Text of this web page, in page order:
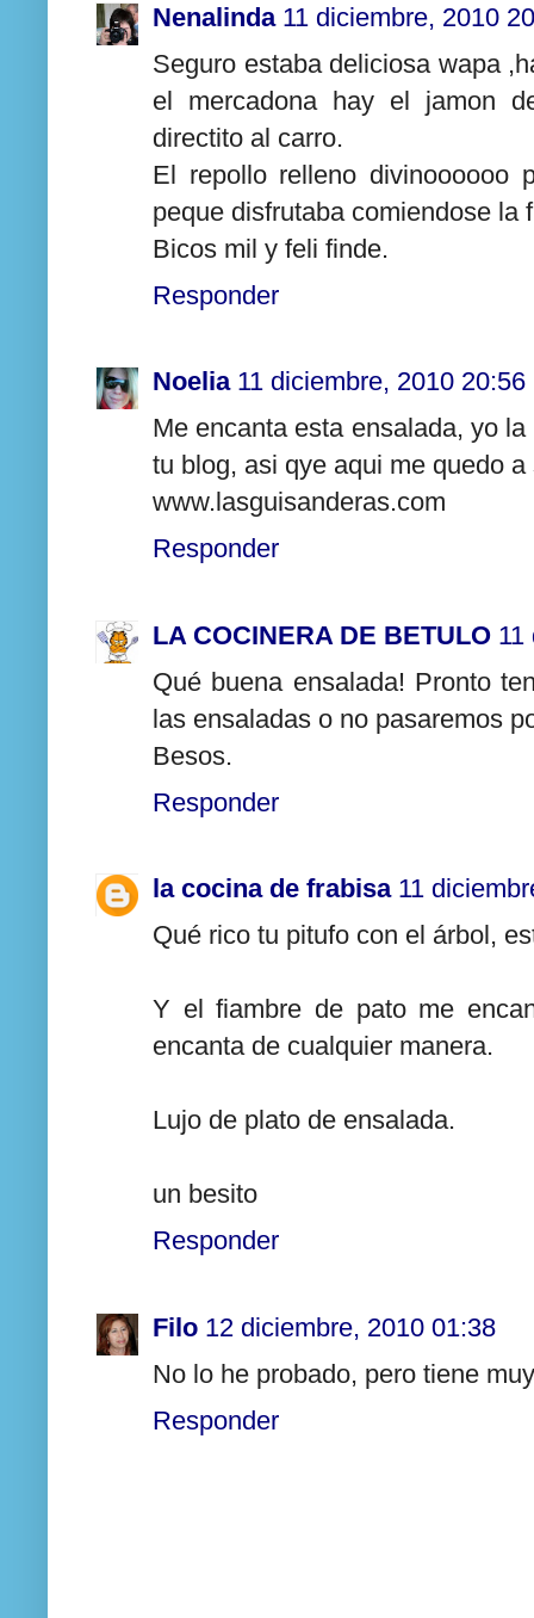
Nenalinda 11 diciembre, 2010
Seguro estaba deliciosa wapa
el mercadona hay el jamon
directito al carro.
El repollo relleno
peque disfrutaba comiendose la
Bicos mil y feli finde.
Responder
Noelia 11 diciembre, 2010 20:56
Me encanta esta ensalada, yo
tu blog, asi qye aqui me quedo
www.lasguisanderas.com
Responder
LA COCINERA DE BETULO 11
Qué buena ensalada! Pronto
las ensaladas o no pasaremos
Besos.
Responder
la cocina de frabisa 11
Qué rico tu pitufo con el árbol,
Y el fiambre de pato me
encanta de cualquier manera.
Lujo de plato de ensalada.
un besito
Responder
Filo 12 diciembre, 2010 01:38
No lo he probado, pero tiene
Responder